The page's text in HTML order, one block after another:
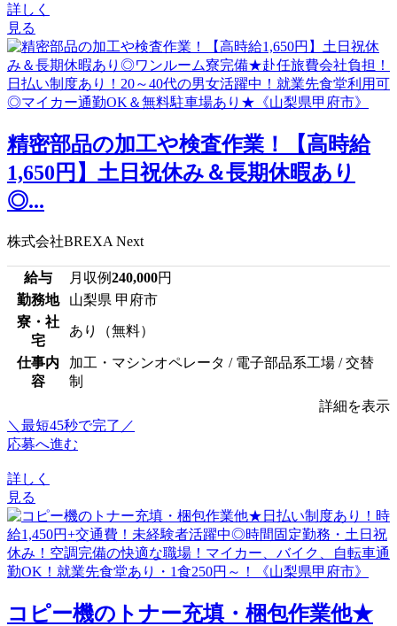
詳しく
見る
精密部品の加工や検査作業！【高時給
1,650円】土日祝休み＆長期休暇あり
◎...
株式会社BREXA Next
給与 月収例240,000円
勤務地
山梨県 甲府市
寮・社
宅
あり（無料）
仕事内
容
加工・マシンオペレータ / 電子部品系工場 / 交替
制
詳細を表示
＼最短45秒で完了／
応募へ進む
詳しく
見る
コピー機のトナー充填・梱包作業他★